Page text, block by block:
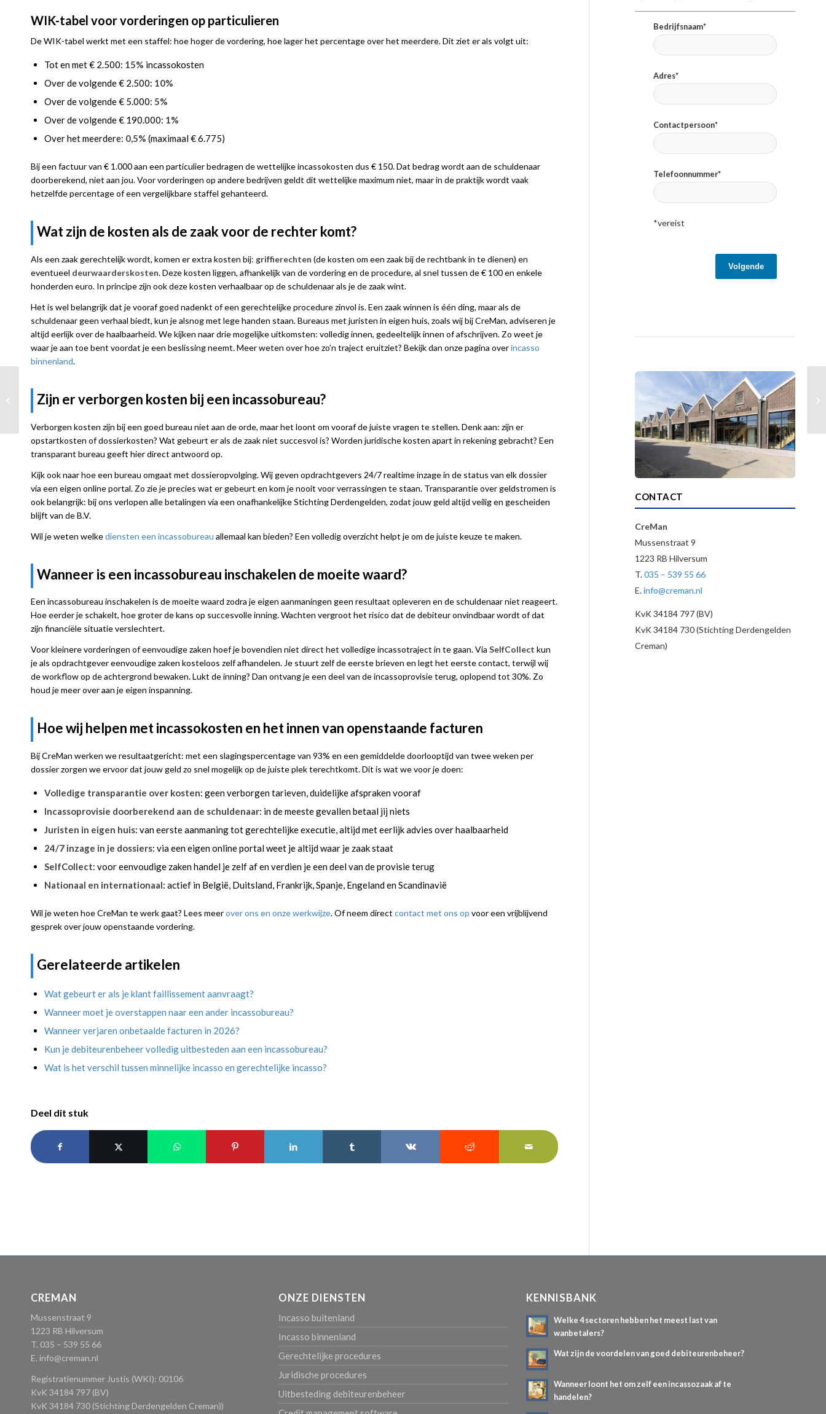
WIK-tabel voor vorderingen op particulieren
De WIK-tabel werkt met een staffel: hoe hoger de vordering, hoe lager het percentage over het meerdere. Dit ziet er als volgt uit:
Tot en met € 2.500: 15% incassokosten
Over de volgende € 2.500: 10%
Over de volgende € 5.000: 5%
Over de volgende € 190.000: 1%
Over het meerdere: 0,5% (maximaal € 6.775)
Bij een factuur van € 1.000 aan een particulier bedragen de wettelijke incassokosten dus € 150. Dat bedrag wordt aan de schuldenaar
doorberekend, niet aan jou. Voor vorderingen op andere bedrijven geldt dit wettelijke maximum niet, maar in de praktijk wordt vaak
hetzelfde percentage of een vergelijkbare staffel gehanteerd.
Wat zijn de kosten als de zaak voor de rechter komt?
Als een zaak gerechtelijk wordt, komen er extra kosten bij: griffierechten (de kosten om een zaak bij de rechtbank in te dienen) en
eventueel deurwaarderskosten. Deze kosten liggen, afhankelijk van de vordering en de procedure, al snel tussen de € 100 en enkele
honderden euro. In principe zijn ook deze kosten verhaalbaar op de schuldenaar als je de zaak wint.
Het is wel belangrijk dat je vooraf goed nadenkt of een gerechtelijke procedure zinvol is. Een zaak winnen is één ding, maar als de
schuldenaar geen verhaal biedt, kun je alsnog met lege handen staan. Bureaus met juristen in eigen huis, zoals wij bij CreMan, adviseren je
altijd eerlijk over de haalbaarheid. We kijken naar drie mogelijke uitkomsten: volledig innen, gedeeltelijk innen of afschrijven. Zo weet je
waar je aan toe bent voordat je een beslissing neemt. Meer weten over hoe zo’n traject eruitziet? Bekijk dan onze pagina overincasso
binnenland.
Zijn er verborgen kosten bij een incassobureau?
Verborgen kosten zijn bij een goed bureau niet aan de orde, maar het loont om vooraf de juiste vragen te stellen. Denk aan: zijn er
opstartkosten of dossierkosten? Wat gebeurt er als de zaak niet succesvol is? Worden juridische kosten apart in rekening gebracht? Een
transparant bureau geeft hier direct antwoord op.
Kijk ook naar hoe een bureau omgaat met dossieropvolging. Wij geven opdrachtgevers 24/7 realtime inzage in de status van elk dossier
via een eigen online portal. Zo zie je precies wat er gebeurt en kom je nooit voor verrassingen te staan. Transparantie over geldstromen is
ook belangrijk: bij ons verlopen alle betalingen via een onafhankelijke Stichting Derdengelden, zodat jouw geld altijd veilig en gescheiden
blijft van de B.V.
Wil je weten welkediensten een incassobureau allemaal kan bieden? Een volledig overzicht helpt je om de juiste keuze te maken.
Wanneer is een incassobureau inschakelen de moeite waard?
Een incassobureau inschakelen is de moeite waard zodra je eigen aanmaningen geen resultaat opleveren en de schuldenaar niet reageert.
Hoe eerder je schakelt, hoe groter de kans op succesvolle inning. Wachten vergroot het risico dat de debiteur onvindbaar wordt of dat
zijn financiële situatie verslechtert.
Voor kleinere vorderingen of eenvoudige zaken hoef je bovendien niet direct het volledige incassotraject in te gaan. Via SelfCollect kun
je als opdrachtgever eenvoudige zaken kosteloos zelf afhandelen. Je stuurt zelf de eerste brieven en legt het eerste contact, terwijl wij
de workflow op de achtergrond bewaken. Lukt de inning? Dan ontvang je een deel van de incassoprovisie terug, oplopend tot 30%. Zo
houd je meer over aan je eigen inspanning.
Hoe wij helpen met incassokosten en het innen van openstaande facturen
Bij CreMan werken we resultaatgericht: met een slagingspercentage van 93% en een gemiddelde doorlooptijd van twee weken per
dossier zorgen we ervoor dat jouw geld zo snel mogelijk op de juiste plek terechtkomt. Dit is wat we voor je doen:
Volledige transparantie over kosten: geen verborgen tarieven, duidelijke afspraken vooraf
Incassoprovisie doorberekend aan de schuldenaar: in de meeste gevallen betaal jij niets
Juristen in eigen huis: van eerste aanmaning tot gerechtelijke executie, altijd met eerlijk advies over haalbaarheid
24/7 inzage in je dossiers: via een eigen online portal weet je altijd waar je zaak staat
SelfCollect: voor eenvoudige zaken handel je zelf af en verdien je een deel van de provisie terug
Nationaal en internationaal: actief in België, Duitsland, Frankrijk, Spanje, Engeland en Scandinavië
Wil je weten hoe CreMan te werk gaat? Lees meerover ons en onze werkwijze. Of neem direct contact met ons op voor een vrijblijvend
gesprek over jouw openstaande vordering.
Gerelateerde artikelen
Wat gebeurt er als je klant faillissement aanvraagt?
Wanneer moet je overstappen naar een ander incassobureau?
Wanneer verjaren onbetaalde facturen in 2026?
Kun je debiteurenbeheer volledig uitbesteden aan een incassobureau?
Wat is het verschil tussen minnelijke incasso en gerechtelijke incasso?
Deel dit stuk
Bedrijfsnaam*
Adres*
Contactpersoon*
Telefoonnummer*
*vereist
Volgende
CONTACT
CreMan
Mussenstraat 9
1223 RB Hilversum
T.035 – 539 55 66
E.info@creman.nl
KvK 34184 797 (BV)
KvK 34184 730 (Stichting Derdengelden
Creman)
CREMAN
Mussenstraat 9
1223 RB Hilversum
T. 035 – 539 55 66
E. info@creman.nl
Registratienummer Justis (WKI): 00106
KvK 34184 797 (BV)
KvK 34184 730 (Stichting Derdengelden Creman))
ONZE DIENSTEN
Incasso buitenland
Incasso binnenland
Gerechtelijke procedures
Juridische procedures
Uitbesteding debiteurenbeheer
KENNISBANK
Welke 4 sectoren hebben het meest last van
wanbetalers?
Wat zijn de voordelen van goed debiteurenbeheer?
Wanneer loont het om zelf een incassozaak af te
handelen?
deurwaarder
inschakelen in plaats
incassobureau...